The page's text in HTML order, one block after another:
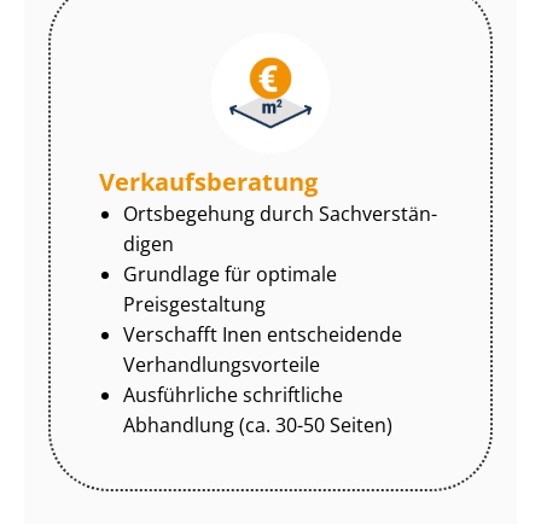
Ver­kaufs­be­ra­tung
Ortsbegehung durch Sach­ver­stän­
di­gen
Grundlage für optimale
Preisgestaltung
Verschafft Inen entscheidende
Ver­hand­lungs­vor­tei­le
Ausführliche schriftliche
Abhandlung (ca. 30-50 Seiten)